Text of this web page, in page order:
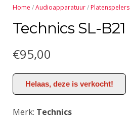
Home /Audioapparatuur/ Platenspelers
Technics SL-B21
€95,00
Helaas, deze is verkocht!
Merk: Technics